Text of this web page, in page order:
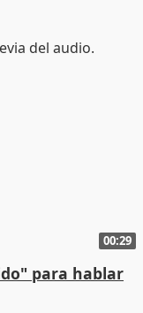
00:29
para hablar